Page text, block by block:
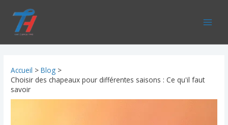
contenu
Accueil
Blog
Choisir des chapeaux pour différentes saisons : Ce qu'il faut
savoir